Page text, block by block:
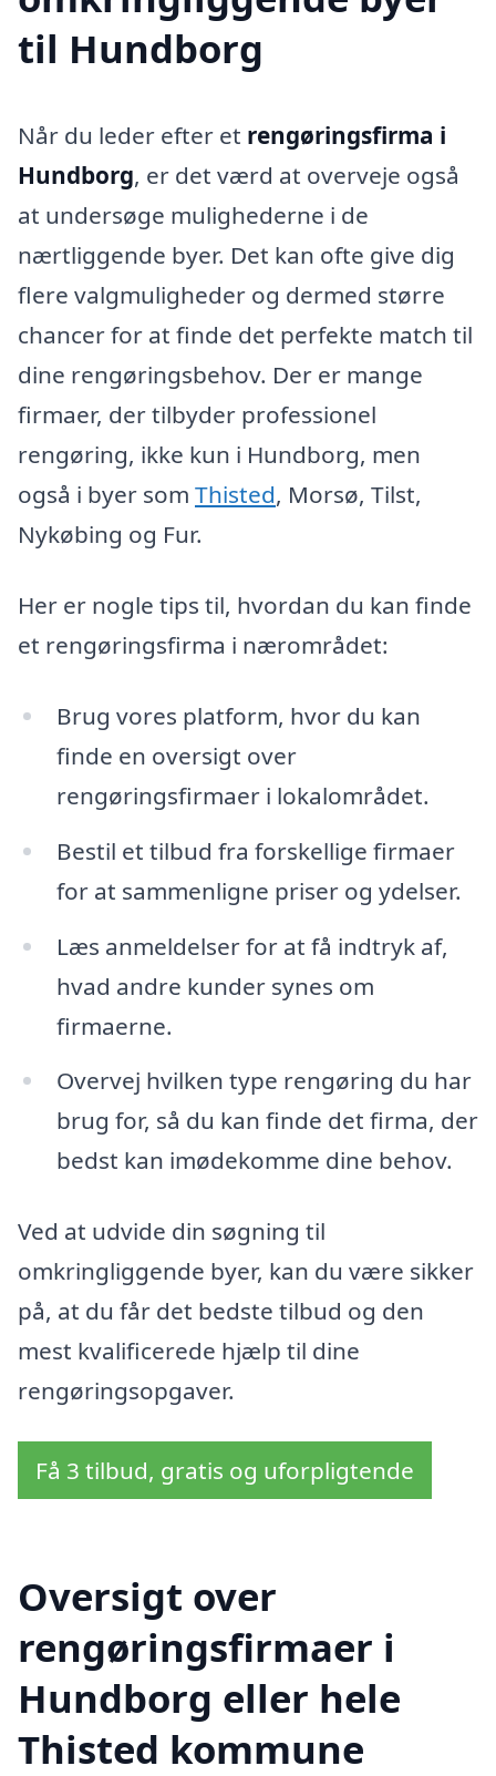
til Hundborg
Når du leder efter et rengøringsfirma i
Hundborg, er det værd at overveje også
at undersøge mulighederne i de
nærtliggende byer. Det kan ofte give dig
flere valgmuligheder og dermed større
chancer for at finde det perfekte match til
dine rengøringsbehov. Der er mange
firmaer, der tilbyder professionel
rengøring, ikke kun i Hundborg, men
også i byer som Thisted, Morsø, Tilst,
Nykøbing og Fur.
Her er nogle tips til, hvordan du kan finde
et rengøringsfirma i nærområdet:
Brug vores platform, hvor du kan
finde en oversigt over
rengøringsfirmaer i lokalområdet.
Bestil et tilbud fra forskellige firmaer
for at sammenligne priser og ydelser.
Læs anmeldelser for at få indtryk af,
hvad andre kunder synes om
firmaerne.
Overvej hvilken type rengøring du har
brug for, så du kan finde det firma, der
bedst kan imødekomme dine behov.
Ved at udvide din søgning til
omkringliggende byer, kan du være sikker
på, at du får det bedste tilbud og den
mest kvalificerede hjælp til dine
rengøringsopgaver.
Få 3 tilbud, gratis og uforpligtende
Oversigt over
rengøringsfirmaer i
Hundborg eller hele
Thisted kommune